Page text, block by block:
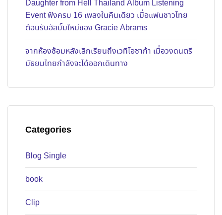
Daughter from Hell Thailand Album Listening
Event ฟังครบ 16 เพลงในคืนเดียว เมื่อแฟนชาวไทย
ต้อนรับอัลบั้มใหม่ของ Gracie Abrams
จากห้องซ้อมหลังเลิกเรียนถึงเวทีโอซาก้า เมื่อวงดนตรี
มัธยมไทยกำลังจะได้ออกเดินทาง
Categories
Blog Single
book
Clip